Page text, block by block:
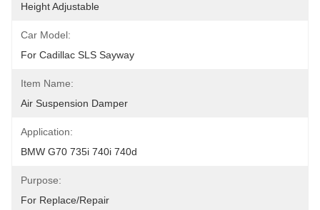
Height Adjustable
Car Model:
For Cadillac SLS Sayway
Item Name:
Air Suspension Damper
Application:
BMW G70 735i 740i 740d
Purpose:
For Replace/repair